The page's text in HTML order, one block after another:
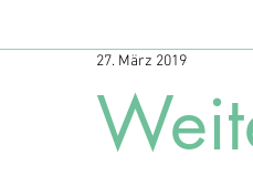
27. März 2019